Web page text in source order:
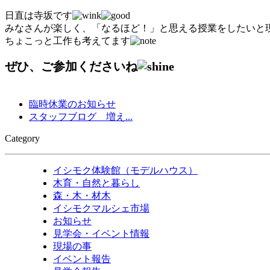
日直は寺坂です
みなさんが楽しく、「なるほど！」と思える授業をしたいと
ちょこっと工作も考えてます
ぜひ、ご参加くださいね
臨時休業のお知らせ
スタッフブログ 増え...
Category
イシモク体験館（モデルハウス）
木育・自然と暮らし
森・木・材木
イシモクマルシェ市場
お知らせ
見学会・イベント情報
現場の事
イベント報告